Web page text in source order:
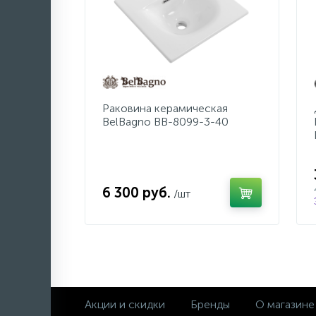
Раковина керамическая
BelBagno BB-8099-3-40
6 300 руб. /шт
Акции и скидки Бренды О магазине